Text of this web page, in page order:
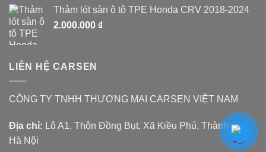
hạng
3.005
sao
Thảm lót sàn ô tô TPE Honda CRV 2018-2024
2.000.000 ₫
LIÊN HỆ CARSEN
CÔNG TY TNHH THƯƠNG MẠI CARSEN VIỆT NAM
Địa chỉ: Lô A1, Thôn Đồng Bụt, Xã Kiều Phú, Thành phố
Hà Nội